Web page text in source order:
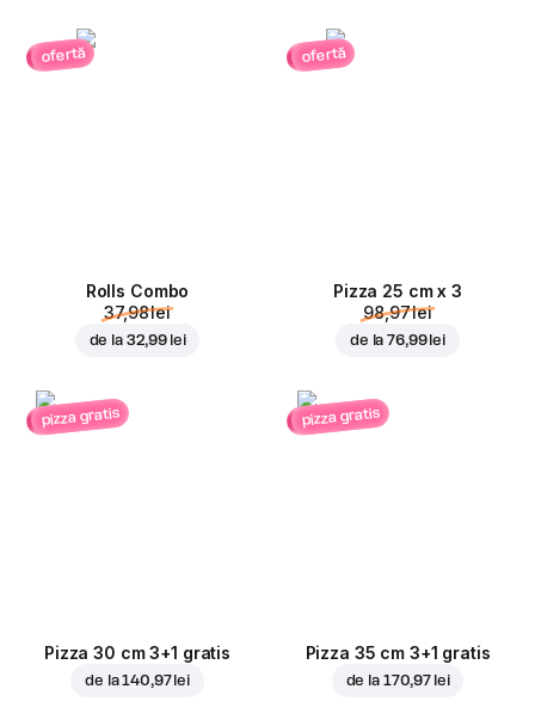
ofertă
Rolls Combo
37,98 lei
de la 32,99 lei
ofertă
Pizza 25 cm x 3
98,97 lei
de la76,99 lei
pizza gratis
Pizza 30 cm 3+1 gratis
de la140,97 lei
pizza gratis
Pizza 35 cm 3+1 gratis
de la 170,97 lei